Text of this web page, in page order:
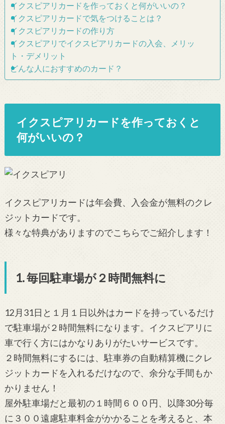
イクスピアリカードを作っておくと何がいいの？
イクスピアリカードで気をつけることは？
イクスピアリカードの作り方
イクスピアリでイクスピアリカードの入会、メリッ
ト・デメリット
どんな人におすすめのカード？
イクスピアリカードを作っておくと
何がいいの？
イクスピアリカードは年会費、入会金が無料のクレ
ジットカードです。
様々な特典がありますのでこちらでご紹介します！
1. 毎回駐車場が２時間無料に
12月31日と１月１日以外はカードを持っているだけ
で駐車場が２時間無料になります。イクスピアリに
車で行く方にはかなりありがたいサービスです。
２時間無料にするには、駐車券の自動精算機にクレ
ジットカードを入れるだけなので、余分な手間もか
かりません！
屋外駐車場だと最初の１時間６００円、以降30分毎
に３００遠慮駐車料金がかかることを考えると、本